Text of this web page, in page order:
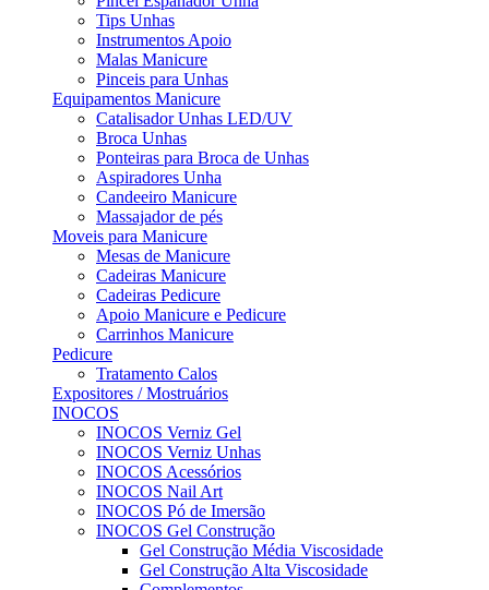
Tips Unhas
Instrumentos Apoio
Malas Manicure
Pinceis para Unhas
Equipamentos Manicure
Catalisador Unhas LED/UV
Broca Unhas
Ponteiras para Broca de Unhas
Aspiradores Unha
Candeeiro Manicure
Massajador de pés
Moveis para Manicure
Mesas de Manicure
Cadeiras Manicure
Cadeiras Pedicure
Apoio Manicure e Pedicure
Carrinhos Manicure
Pedicure
Tratamento Calos
Expositores / Mostruários
INOCOS
INOCOS Verniz Gel
INOCOS Verniz Unhas
INOCOS Acessórios
INOCOS Nail Art
INOCOS Pó de Imersão
INOCOS Gel Construção
Gel Construção Média Viscosidade
Gel Construção Alta Viscosidade